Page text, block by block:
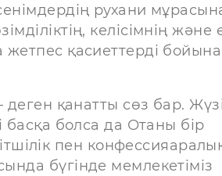
рухани
келісімнің және
қасиеттерді бойына
– деген қанатты сөз бар.
басқа болса да Отаны бір
пен
бүгінде мемлекетіміз